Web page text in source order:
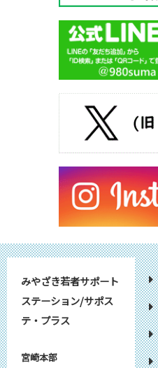
みやざき若者サポート
ステーション/サポス
テ・プラス
宮崎本部